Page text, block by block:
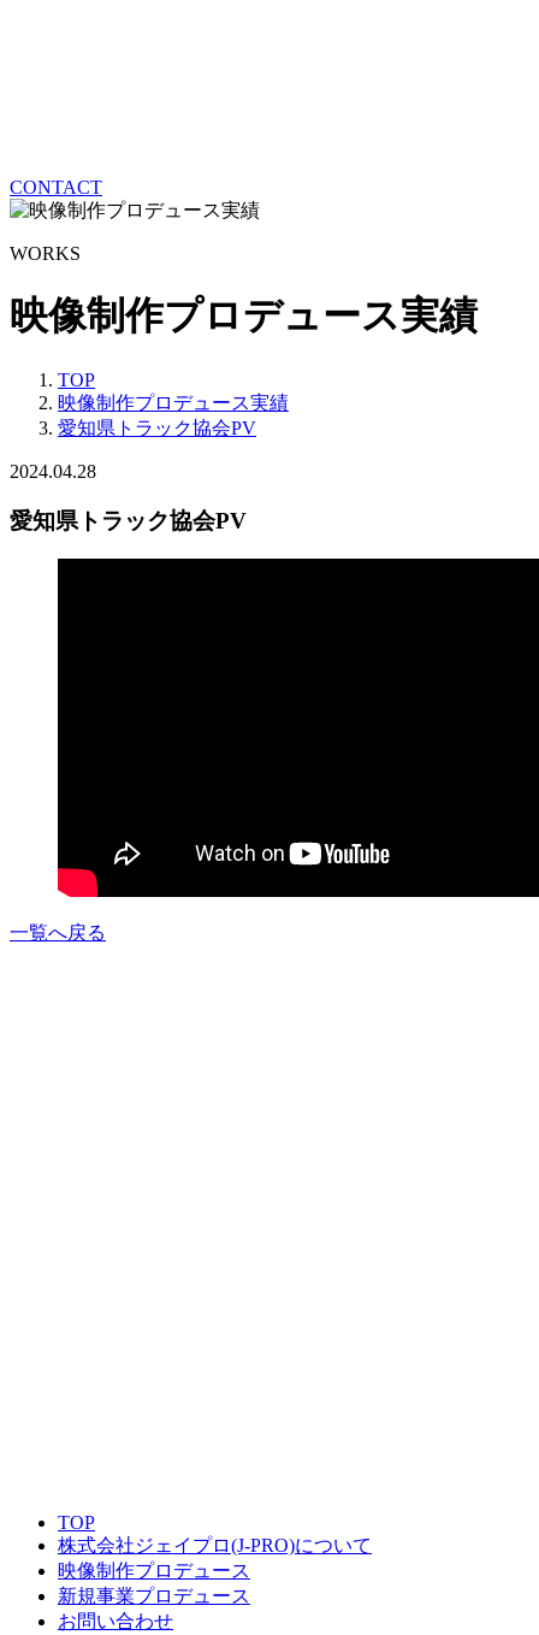
CONTACT
WORKS
映像制作プロデュース実績
TOP
映像制作プロデュース実績
愛知県トラック協会PV
2024.04.28
愛知県トラック協会PV
一覧へ戻る
TOP
株式会社ジェイプロ(J-PRO)について
映像制作プロデュース
新規事業プロデュース
お問い合わせ